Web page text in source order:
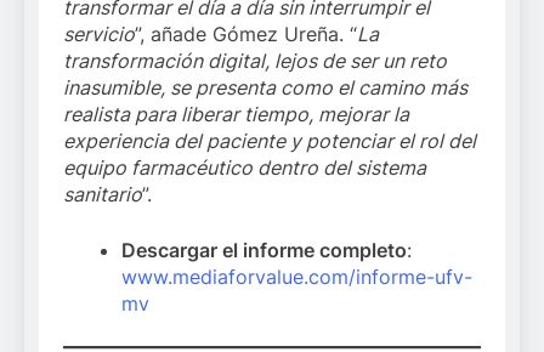
transformar el día a día sin interrumpir el
servicio”, añade Gómez Ureña. “La
transformación digital, lejos de ser un reto
inasumible, se presenta como el camino más
realista para liberar tiempo, mejorar la
experiencia del paciente y potenciar el rol del
equipo farmacéutico dentro del sistema
sanitario”.
Descargar el informe completo:
www.mediaforvalue.com/informe-ufv-
mv